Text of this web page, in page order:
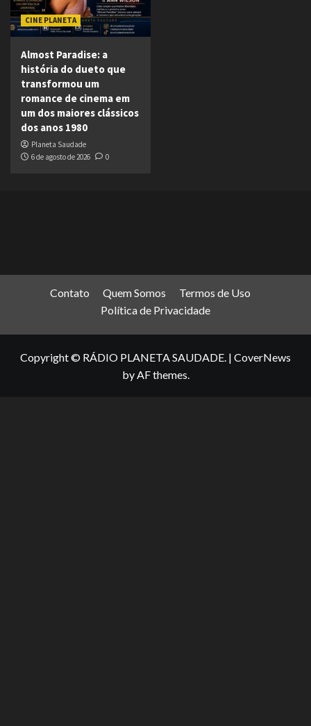
CINE PLANETA
Almost Paradise: a
história do dueto que
transformou um
romance de cinema em
um dos maiores clássicos
dos anos 1980
Planeta Saudade
6 de agosto de 2026
0
Contato Quem Somos
Termos de Uso
Política de Privacidade
Copyright © RÁDIO PLANETA SAUDADE. | CoverNews
by AF themes.